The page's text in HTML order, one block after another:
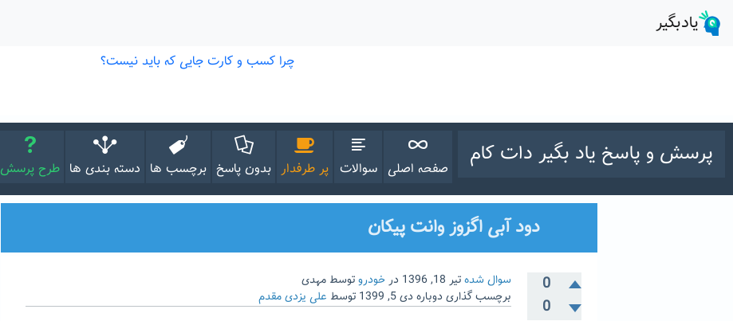
پرسش و پاسخ یاد بگیر دات کام
صفحه اصلی سوالات پر طرفدار بدون پاسخ برچسب ها دسته بندی ها طرح پرسش
دود آبی اگزوز وانت پیکان
0
0
سوال شدهتیر 18, 1396 درخودروتوسط مهدی
برچسب گذاری دوباره دی 5, 1399 توسط علی یزدی مقدم